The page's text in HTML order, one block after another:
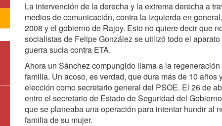
La intervención de la derecha y la extrema derecha a
medios de comunicación, contra la izquierda en
2008 y el gobierno de Rajoy. Esto no quiere decir que
socialistas de Felipe González se utilizó todo el
guerra sucia contra ETA.
Ahora un Sánchez compungido llama a la
familia. Un acoso, es verdad, que dura más de 10
elección como secretario general del PSOE. El 26 de
entre el secretario de Estado de Seguridad del
que se planeaba una operación para intentar hundir al
familia de su mujer.